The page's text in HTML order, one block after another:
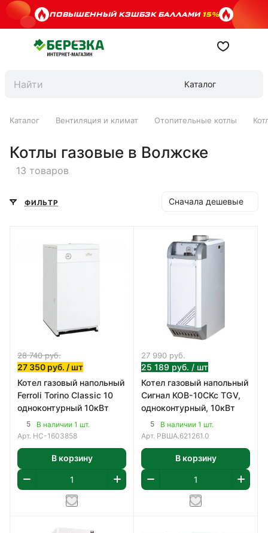
ПОВЫШЕННЫЙ КЭШБЭК БАЛЛАМИ15%
Каталог
Каталог Вентиляция и климат Отопительные котлы
Котлы газовые в Волжске
13 товаров
ФИЛЬТР Сначала дешевые
28 740руб.
27 350 руб. / шт
Котел газовый напольный
Ferroli Torino Classic 10
одноконтурный 10кВт
5
В наличии 1 шт.
Арт. НС-1603858
В корзину
27 990 руб.
25 189 руб. / шт
Котел газовый напольный
Сигнал КОВ-10СКс TGV,
одноконтурный, 10кВт
5
В наличии 1 шт.
Арт. РВША.621261.0
В корзину